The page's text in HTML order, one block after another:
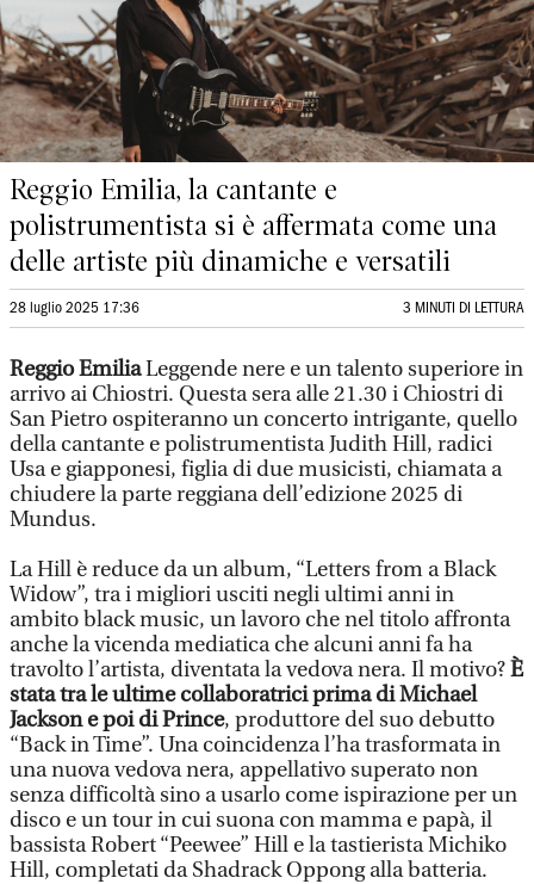
Reggio Emilia, la cantante e
polistrumentista si è affermata come una
delle artiste più dinamiche e versatili
28 luglio 2025 17:36 3 MINUTI DI LETTURA
Reggio EmiliaLeggende nere e un talento superiore in
arrivo ai Chiostri. Questa sera alle 21.30 i Chiostri di
San Pietro ospiteranno un concerto intrigante, quello
della cantante e polistrumentista Judith Hill, radici
Usa e giapponesi, figlia di due musicisti, chiamata a
chiudere la parte reggiana dell’edizione 2025 di
Mundus.
La Hill è reduce da un album, “Letters from a Black
Widow”, tra i migliori usciti negli ultimi anni in
ambito black music, un lavoro che nel titolo affronta
anche la vicenda mediatica che alcuni anni fa ha
travolto l’artista, diventata la vedova nera. Il motivo?È
stata tra le ultime collaboratrici prima di Michael
Jackson e poi di Prince, produttore del suo debutto
“Back in Time”. Una coincidenza l’ha trasformata in
una nuova vedova nera, appellativo superato non
senza difficoltà sino a usarlo come ispirazione per un
disco e un tour in cui suona con mamma e papà, il
bassista Robert “Peewee” Hill e la tastierista Michiko
Hill, completati da Shadrack Oppong alla batteria.